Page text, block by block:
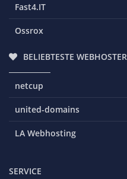
Fast4.IT
Ossrox
BELIEBTESTE WEBHOSTER
netcup
united-domains
LA Webhosting
SERVICE